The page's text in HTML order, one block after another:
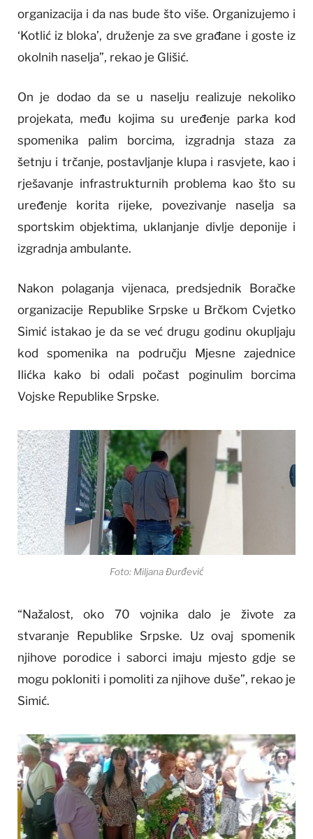
organizacija i da nas bude što više. Organizujemo i
‘Kotlić iz bloka’, druženje za sve građane i goste iz
okolnih naselja”, rekao je Glišić.
On je dodao da se u naselju realizuje nekoliko
projekata, među kojima su uređenje parka kod
spomenika palim borcima, izgradnja staza za
šetnju i trčanje, postavljanje klupa i rasvjete, kao i
rješavanje infrastrukturnih problema kao što su
uređenje korita rijeke, povezivanje naselja sa
sportskim objektima, uklanjanje divlje deponije i
izgradnja ambulante.
Nakon polaganja vijenaca, predsjednik Boračke
organizacije Republike Srpske u Brčkom Cvjetko
Simić istakao je da se već drugu godinu okupljaju
kod spomenika na području Mjesne zajednice
Ilićka kako bi odali počast poginulim borcima
Vojske Republike Srpske.
Foto: Miljana Đurđević
“Nažalost, oko 70 vojnika dalo je živote za
stvaranje Republike Srpske. Uz ovaj spomenik
njihove porodice i saborci imaju mjesto gdje se
mogu pokloniti i pomoliti za njihove duše”, rekao je
Simić.